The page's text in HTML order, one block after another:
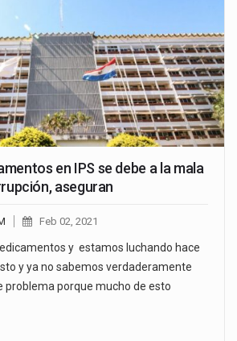
en IPS se debe a la mala
aseguran
Feb 02, 2021
y estamos luchando hace
y ya no sabemos verdaderamente
problema porque mucho de esto